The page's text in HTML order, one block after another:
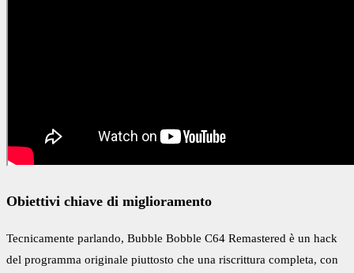
Obiettivi chiave di miglioramento
Tecnicamente parlando, Bubble Bobble C64 Remastered è un hack
del programma originale piuttosto che una riscrittura completa, con